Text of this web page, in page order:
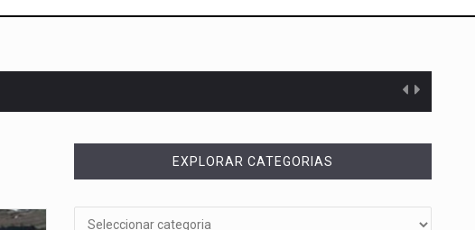
EXPLORAR CATEGORIAS